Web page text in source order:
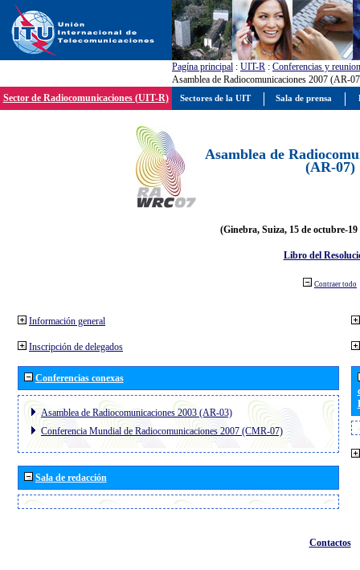
Pagína principal : UIT-R : Conferencias y
Asamblea de Radiocomunicaciones 2007 (AR-
Sector de Radiocomunicaciones (UIT-R)
Asamblea de
(AR-07)
(Ginebra, Suiza, 15 de octubre-19
Libro del
Contraer todo
Información general
Inscripción de delegados
Conferencias conexas
Asamblea de Radiocomunicaciones 2003 (AR-03)
Conferencia Mundial de Radiocomunicaciones 2007 (CMR-07)
Sala de redacción
Contactos
Sectores de la UIT Sala de prensa